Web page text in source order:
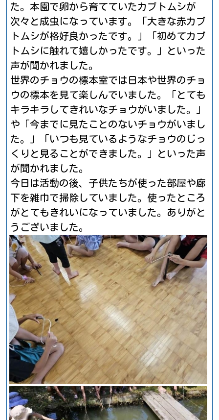
た。本園で卵から育てていたカブトムシが
次々と成虫になっています。「大きな赤カブ
トムシが格好良かったです。」「初めてカブ
トムシに触れて嬉しかったです。」といった
声が聞かれました。
世界のチョウの標本室では日本や世界のチョ
ウの標本を見て楽しんでいました。「とても
キラキラしてきれいなチョウがいました。」
や「今までに見たことのないチョウがいまし
た。」「いつも見ているようなチョウのじっ
くりと見ることができました。」といった声
が聞かれました。
今日は活動の後、子供たちが使った部屋や廊
下を雑巾で掃除していました。使ったところ
がとてもきれいになっていました。ありがと
うございました。